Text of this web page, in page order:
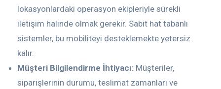
lokasyonlardaki operasyon ekipleriyle sürekli
iletişim halinde olmak gerekir. Sabit hat tabanlı
sistemler, bu mobiliteyi desteklemekte yetersiz
kalır.
Müşteri Bilgilendirme İhtiyacı: Müşteriler,
siparişlerinin durumu, teslimat zamanları ve